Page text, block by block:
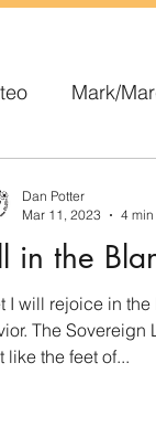
Mark/
Efesios
2
in the
I will rejoice in
strength; he makes my
like the feet of...
Dan Potter
Mar 11, 2023
4